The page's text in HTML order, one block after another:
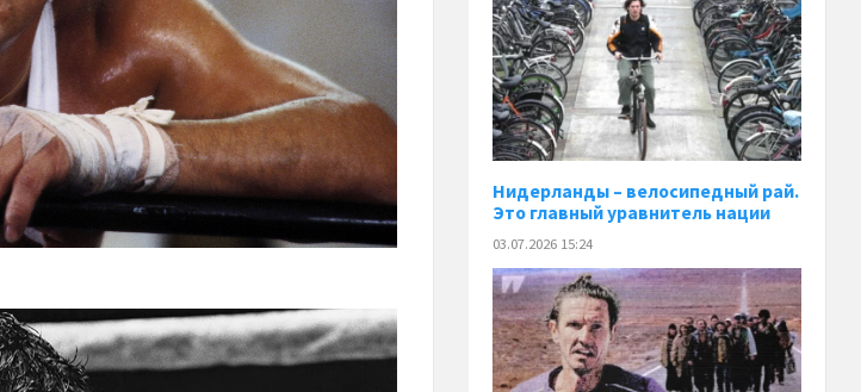
Нидерланды – велосипедный рай.
Это главный уравнитель нации
03.07.2026 15:24